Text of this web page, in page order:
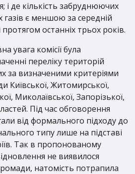
і де кількість забруднюючих
газів є меншою за середній
останніх трьох років.
увага комісії була
переліку територій
за визначеними критеріями
Київської, Житомирської,
Миколаївської, Запорізької,
Під час обговорення
від формального підходу до
типу лише на підставі
Так в пропонованому
не виявилося
натомість потрапила